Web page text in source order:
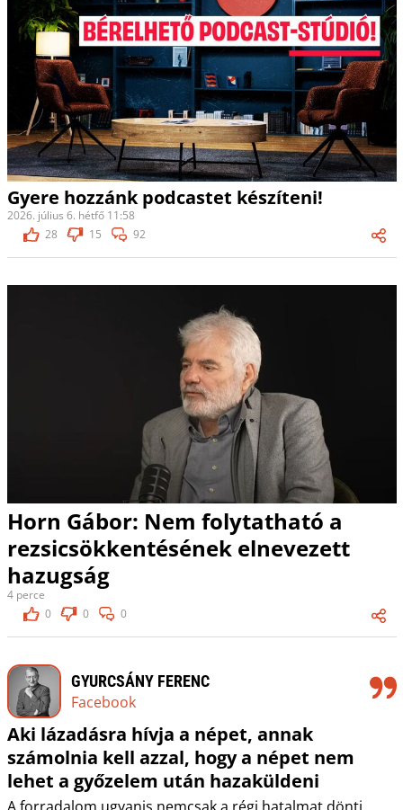
Gyere hozzánk podcastet készíteni!
2026. július 6. hétfő 11:58
28
15 92
Horn Gábor: Nem folytatható a
rezsicsökkentésének elnevezett
hazugság
4 perce
0
0 0
GYURCSÁNY FERENC
Facebook
Aki lázadásra hívja a népet, annak
számolnia kell azzal, hogy a népet nem
lehet a győzelem után hazaküldeni